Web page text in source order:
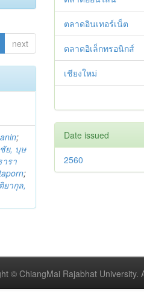
next
;
ย, บุษ
ารา
;
ยากุล,
ตลาดอินเทอร์เน็ต
ตลาดอิเล็กทรอนิกส์
เชียงใหม่
Date issued
2560
© ChiangMai Rajabhat University.